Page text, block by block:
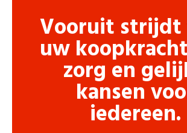
Vooruit strijdt
uw
zorg en
kansen
iedereen.